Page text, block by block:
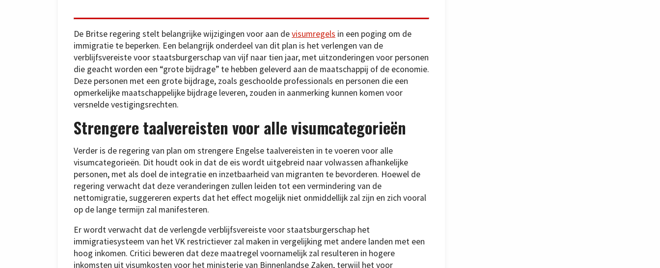
De Britse regering stelt belangrijke wijzigingen voor aan devisumregels in een poging om de
immigratie te beperken. Een belangrijk onderdeel van dit plan is het verlengen van de
verblijfsvereiste voor staatsburgerschap van vijf naar tien jaar, met uitzonderingen voor personen
die geacht worden een “grote bijdrage” te hebben geleverd aan de maatschappij of de economie.
Deze personen met een grote bijdrage, zoals geschoolde professionals en personen die een
opmerkelijke maatschappelijke bijdrage leveren, zouden in aanmerking kunnen komen voor
versnelde vestigingsrechten.
Strengere taalvereisten voor alle visumcategorieën
Verder is de regering van plan om strengere Engelse taalvereisten in te voeren voor alle
visumcategorieën. Dit houdt ook in dat de eis wordt uitgebreid naar volwassen afhankelijke
personen, met als doel de integratie en inzetbaarheid van migranten te bevorderen. Hoewel de
regering verwacht dat deze veranderingen zullen leiden tot een vermindering van de
nettomigratie, suggereren experts dat het effect mogelijk niet onmiddellijk zal zijn en zich vooral
op de lange termijn zal manifesteren.
Er wordt verwacht dat de verlengde verblijfsvereiste voor staatsburgerschap het
immigratiesysteem van het VK restrictiever zal maken in vergelijking met andere landen met een
hoog inkomen. Critici beweren dat deze maatregel voornamelijk zal resulteren in hogere
inkomsten uit visumkosten voor het ministerie van Binnenlandse Zaken, terwijl het voor